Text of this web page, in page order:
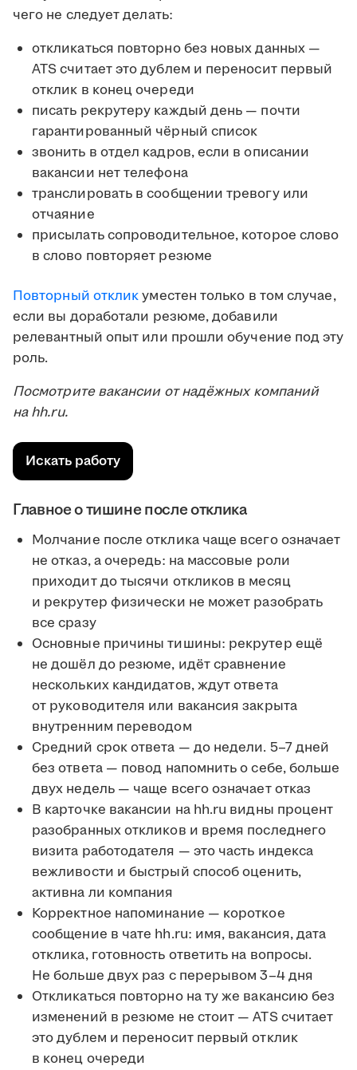
чего не следует делать:
откликаться повторно без новых данных —
ATS считает это дублем и переносит первый
отклик в конец очереди
писать рекрутеру каждый день — почти
гарантированный чёрный список
звонить в отдел кадров, если в описании
вакансии нет телефона
транслировать в сообщении тревогу или
отчаяние
присылать сопроводительное, которое слово
в слово повторяет резюме
Повторный откликуместен только в том случае,
если вы доработали резюме, добавили
релевантный опыт или прошли обучение под эту
роль.
Посмотрите вакансии от надёжных компаний
на hh.ru.
Искать работу
Главное о тишине после отклика
Молчание после отклика чаще всего означает
не отказ, а очередь: на массовые роли
приходит до тысячи откликов в месяц
и рекрутер физически не может разобрать
все сразу
Основные причины тишины: рекрутер ещё
не дошёл до резюме, идёт сравнение
нескольких кандидатов, ждут ответа
от руководителя или вакансия закрыта
внутренним переводом
Средний срок ответа — до недели. 5–7 дней
без ответа — повод напомнить о себе, больше
двух недель — чаще всего означает отказ
В карточке вакансии на hh.ru видны процент
разобранных откликов и время последнего
визита работодателя — это часть индекса
вежливости и быстрый способ оценить,
активна ли компания
Корректное напоминание — короткое
сообщение в чате hh.ru: имя, вакансия, дата
отклика, готовность ответить на вопросы.
Не больше двух раз с перерывом 3–4 дня
Откликаться повторно на ту же вакансию без
изменений в резюме не стоит — ATS считает
это дублем и переносит первый отклик
в конец очереди